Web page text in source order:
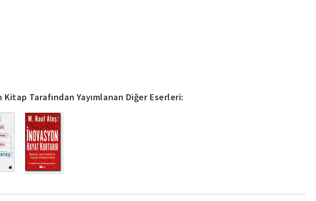
Kitap Tarafından Yayımlanan Diğer Eserleri: